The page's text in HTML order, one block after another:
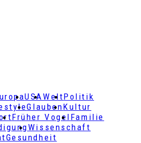
USAWeltPolitik
GlaubenKultur
Früher Vogel Familie
Wissenschaft
Gesundheit